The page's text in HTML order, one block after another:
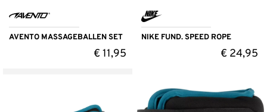
AVENTO MASSAGEBALLEN SET
€11,95
NIKE FUND. SPEED ROPE
€ 24,95